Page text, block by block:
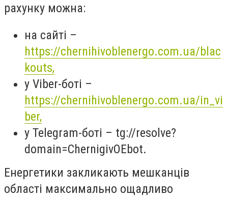
рахунку можна:
на сайті –
https://chernihivoblenergo.com.ua/blac
kouts,
у Viber-боті –
https://chernihivoblenergo.com.ua/in_vi
ber,
у Telegram-боті – tg://resolve?
domain=ChernigivOEbot.
Енергетики закликають мешканців
області максимально ощадливо